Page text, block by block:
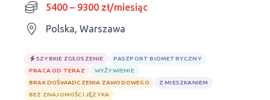
5400 – 9300 zł/miesiąc
Polska, Warszawa
SZYBKIE ZGŁOSZENIE
PASZPORT BIOMETRYCZNY
PRACA OD TERAZ
WYŻYWIENIE
BRAK DOŚWIADCZENIA ZAWODOWEGO
Z MIESZKANIEM
BEZ ZNAJOMOŚCI JĘZYKA